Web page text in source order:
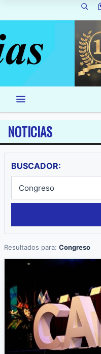
NOTICIAS
BUSCADOR:
Resultados para: Congreso